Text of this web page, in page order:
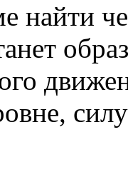
найти